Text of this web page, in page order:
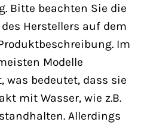
Bitte beachten Sie die
Herstellers auf dem
Im
Modelle
was bedeutet, dass sie
mit Wasser, wie z.B.
Allerdings